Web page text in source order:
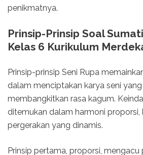
penikmatnya.
Prinsip-Prinsip Soal
Kelas 6 Kurikulum
Prinsip-prinsip Seni Rupa
dalam menciptakan karya seni
membangkitkan rasa kagum.
ditemukan dalam harmoni proporsi,
pergerakan yang dinamis.
Prinsip pertama, proporsi, mengacu